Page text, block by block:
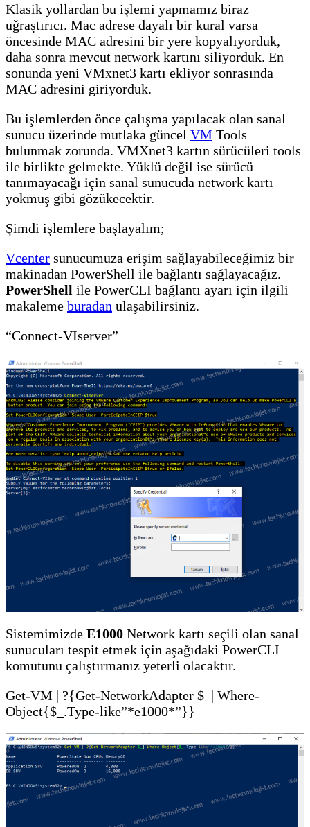
Klasik yollardan bu işlemi yapmamız biraz
uğraştırıcı. Mac adrese dayalı bir kural varsa
öncesinde MAC adresini bir yere kopyalıyorduk,
daha sonra mevcut network kartını siliyorduk. En
sonunda yeni VMxnet3 kartı ekliyor sonrasında
MAC adresini giriyorduk.
Bu işlemlerden önce çalışma yapılacak olan sanal
sunucu üzerinde mutlaka güncel VM Tools
bulunmak zorunda. VMXnet3 kartın sürücüleri tools
ile birlikte gelmekte. Yüklü değil ise sürücü
tanımayacağı için sanal sunucuda network kartı
yokmuş gibi gözükecektir.
Şimdi işlemlere başlayalım;
Vcenter sunucumuza erişim sağlayabileceğimiz bir
makinadan PowerShell ile bağlantı sağlayacağız.
PowerShell ile PowerCLI bağlantı ayarı için ilgili
makaleme buradan ulaşabilirsiniz.
“Connect-VIserver”
Sistemimizde E1000 Network kartı seçili olan sanal
sunucuları tespit etmek için aşağıdaki PowerCLI
komutunu çalıştırmanız yeterli olacaktır.
Get-VM | ?{Get-NetworkAdapter $_| Where-
Object{$_.Type-like”*e1000*”}}